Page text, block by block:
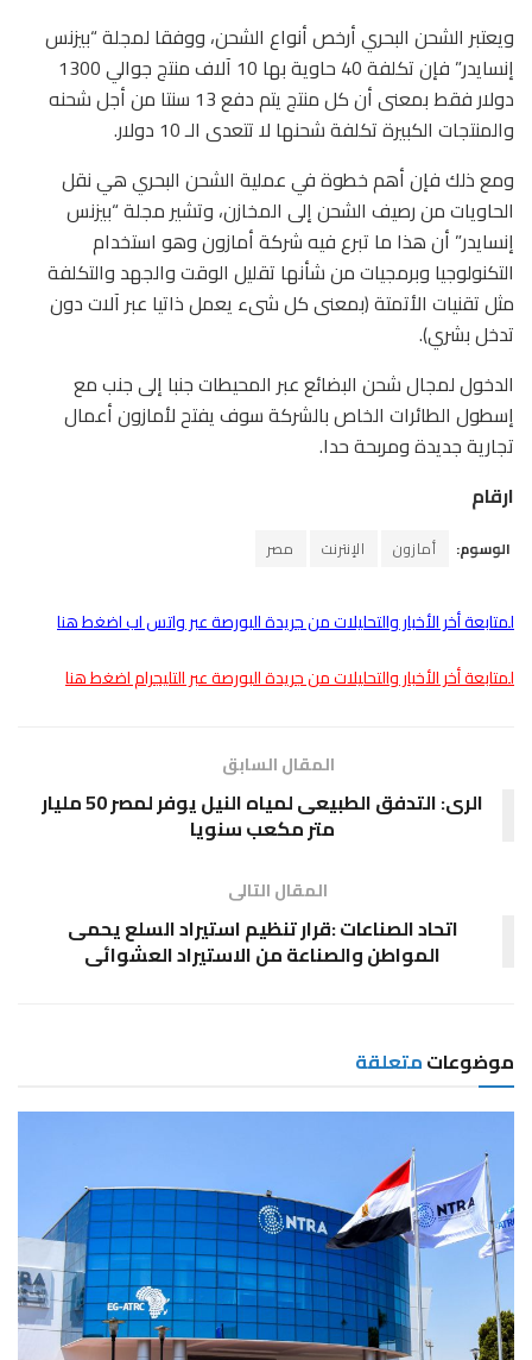
ويعتبر الشحن البحري أرخص أنواع الشحن، ووفقا لمجلة “بيزنس
إنسايدر” فإن تكلفة 40 حاوية بها 10 آلاف منتج جوالي 1300
دولار فقط بمعنى أن كل منتج يتم دفع 13 سنتا من أجل شحنه
والمنتجات الكبيرة تكلفة شحنها لا تتعدى الـ 10 دولار.
ومع ذلك فإن أهم خطوة في عملية الشحن البحري هي نقل
الحاويات من رصيف الشحن إلى المخازن، وتشير مجلة “بيزنس
إنسايدر” أن هذا ما تبرع فيه شركة أمازون وهو استخدام
التكنولوجيا وبرمجيات من شأنها تقليل الوقت والجهد والتكلفة
مثل تقنيات الأتمتة (بمعنى كل شىء يعمل ذاتيا عبر آلات دون
تدخل بشري).
الدخول لمجال شحن البضائع عبر المحيطات جنبا إلى جنب مع
إسطول الطائرات الخاص بالشركة سوف يفتح لأمازون أعمال
تجارية جديدة ومربحة حدا.
ارقام
الوسوم: أمازون الإنترنت مصر
لمتابعة أخر الأخبار والتحليلات من جريدة البورصة عبر واتس اب اضغط هنا
لمتابعة أخر الأخبار والتحليلات من جريدة البورصة عبر التليجرام اضغط هنا
المقال السابق
الرى: التدفق الطبيعى لمياه النيل يوفر لمصر 50 مليار
متر مكعب سنويا
المقال التالى
اتحاد الصناعات :قرار تنظيم استيراد السلع يحمى
المواطن والصناعة من الاستيراد العشوائى
موضوعاتمتعلقة